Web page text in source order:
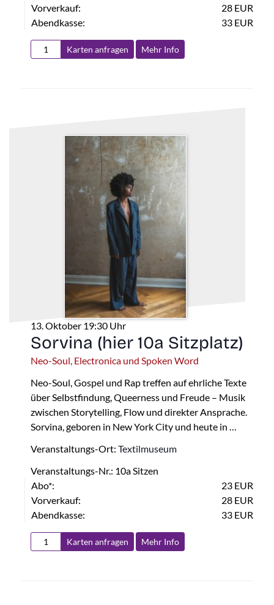
Vorverkauf:
28 EUR
Abendkasse:
33 EUR
Karten anfragen Mehr Info
13. Oktober 19:30 Uhr
Sorvina (hier 10a Sitzplatz)
Neo-Soul, Electronica und Spoken Word
Neo-Soul, Gospel und Rap treffen auf ehrliche Texte
über Selbstfindung, Queerness und Freude – Musik
zwischen Storytelling, Flow und direkter Ansprache.
Sorvina, geboren in New York City und heute in …
Veranstaltungs-Ort: Textilmuseum
Veranstaltungs-Nr.: 10a Sitzen
Abo*:
23 EUR
Vorverkauf:
28 EUR
Abendkasse:
33 EUR
Karten anfragen Mehr Info